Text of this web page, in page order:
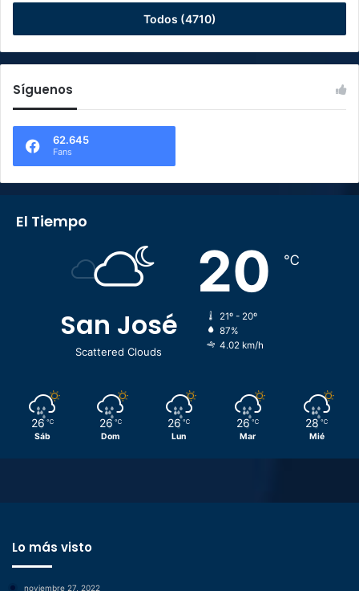
Todos (4710)
Síguenos
62.645
Fans
El Tiempo
San José
Scattered Clouds
20 ℃
21º - 20º
87%
4.02 km/h
26 ℃
Sáb
26 ℃
Dom
26 ℃
Lun
26 ℃
Mar
28 ℃
Mié
Lo más visto
noviembre 27, 2022